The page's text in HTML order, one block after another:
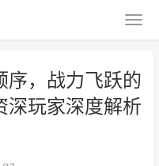
序，战力飞跃的
深玩家深度解析